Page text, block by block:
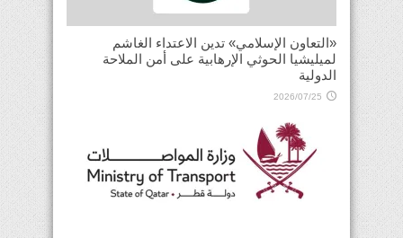
«التعاون الإسلامي» تدين الاعتداء الغاشم
لميليشيا الحوثي الإرهابية على أمن الملاحة
الدولية
2026/07/25